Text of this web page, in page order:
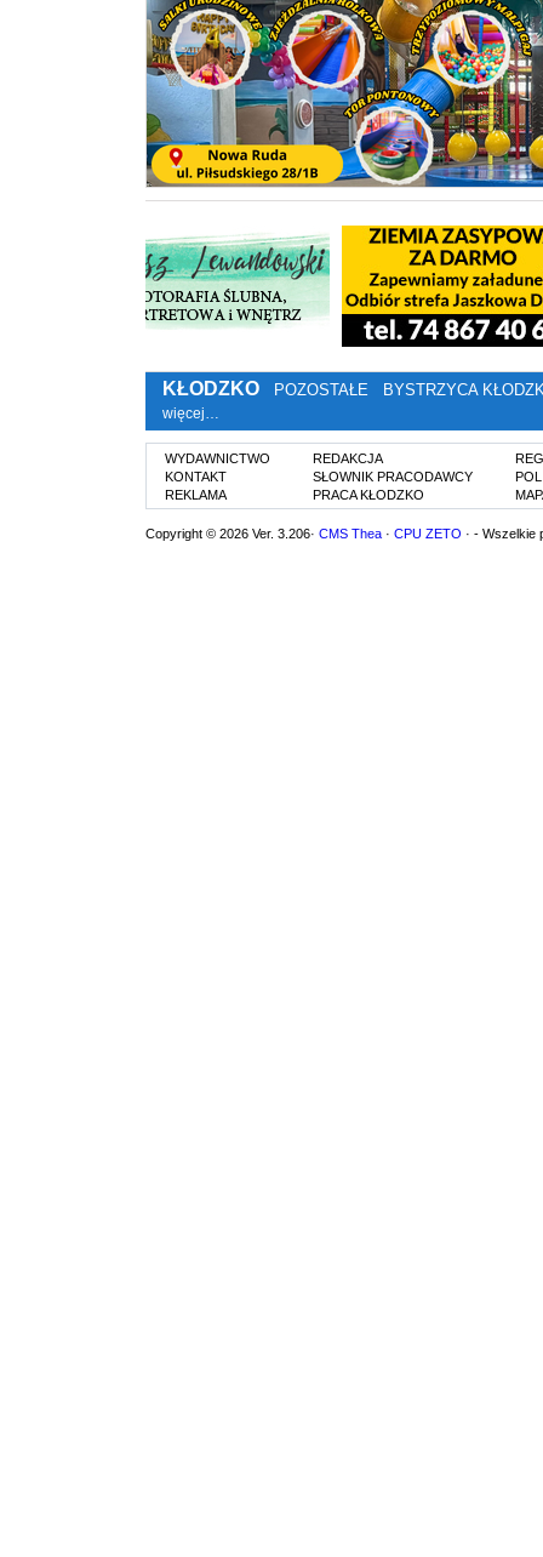
KŁODZKO POZOSTAŁE BYSTRZYCA
więcej…
WYDAWNICTWO
KONTAKT
REKLAMA
REDAKCJA
SŁOWNIK PRACODAWCY
PRACA KŁODZKO
Copyright © 2026 Ver. 3.206· CMS Thea · CPU ZETO · - Wszelkie